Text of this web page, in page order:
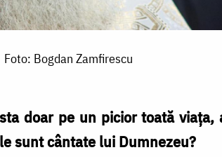
Foto: Bogdan Zamfirescu
doar pe un picior toată
sunt cântate lui Dumnezeu?